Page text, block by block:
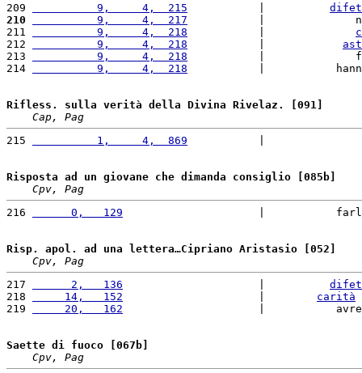
209
          9,     4,  215
210
          9,     4,  217
|
211
          9,     4,  218
212
          9,     4,  218
213
          9,     4,  218
|
214
          9,     4,  218
|
Rifless. sulla verità della Divina Rivelaz. [091]
Cap, Pag
215
          1,     4,  869
Risposta ad un giovane che dimanda consiglio [085b]
Cpv, Pag
216
      0,   129
|
Risp. apol. ad una lettera…Cipriano Aristasio [052]
Cpv, Pag
217
      2,   136
218
     14,   152
carità
219
     20,   162
|
Saette di fuoco [067b]
Cpv, Pag